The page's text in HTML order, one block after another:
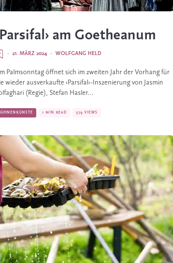
am Goetheanum
WOLFGANG HELD
·
21. MÄRZ 2024
·
Palmsonntag öffnet sich im zweiten Jahr der Vorhang für
wieder ausverkaufte ‹Parsifal›-Inszenierung von Jasmin
(Regie), Stefan Hasler...
1 MIN READ 379 VIEWS